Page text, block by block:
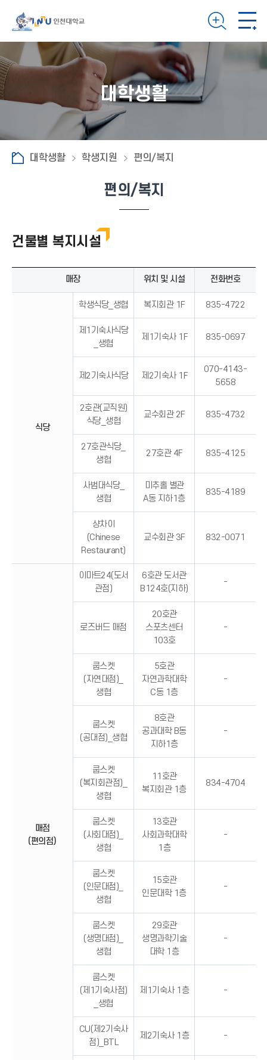
대학생활
대학생활 학생지원 편의/복지
편의/복지
건물별 복지시설
매장 위치 및 시설 전화번호
식당
학생식당_생협 복지회관 1F 835-4722
제1기숙사식당
_생협
제1기숙사 1F 835-0697
제2기숙사식당 제2기숙사 1F
070-4143-
5658
2호관(교직원)
식당_생협
교수회관 2F 835-4732
27호관식당_
생협
27호관 4F 835-4125
사범대식당_
생협
미추홀 별관
A동 지하1층
835-4189
샹차이
(Chinese
Restaurant)
교수회관 3F 832-0071
매점
(편의점)
이마트24(도서
관점)
6호관 도서관
B124호(지하)
-
로즈버드 매점
20호관
스포츠센터
103호
-
쿱스켓
(자연대점)_
생협
5호관
자연과학대학
C동 1층
-
쿱스켓
(공대점)_생협
8호관
공과대학 B동
지하1층
-
쿱스켓
(복지회관점)_
생협
11호관
복지회관 1층
834-4704
쿱스켓
(사회대점)_
생협
13호관
사회과학대학
1층
-
쿱스켓
(인문대점)_
생협
15호관
인문대학 1층
-
쿱스켓
(생명대점)_
생협
29호관
생명과학기술
대학 1층
-
쿱스켓
(제1기숙사점)
_생협
제1기숙사 1층 -
CU(제2기숙사
점)_BTL
제2기숙사 1층 -